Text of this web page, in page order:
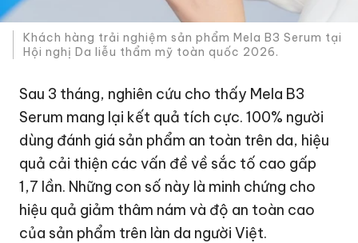
Khách hàng trải nghiệm sản phẩm Mela B3 Serum tại
Hội nghị Da liễu thẩm mỹ toàn quốc 2026.
Sau 3 tháng, nghiên cứu cho thấy Mela B3
Serum mang lại kết quả tích cực. 100% người
dùng đánh giá sản phẩm an toàn trên da, hiệu
quả cải thiện các vấn đề về sắc tố cao gấp
1,7 lần. Những con số này là minh chứng cho
hiệu quả giảm thâm nám và độ an toàn cao
của sản phẩm trên làn da người Việt.